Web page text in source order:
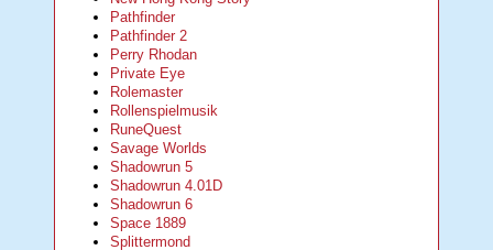
Pathfinder
Pathfinder 2
Perry Rhodan
Private Eye
Rolemaster
Rollenspielmusik
RuneQuest
Savage Worlds
Shadowrun 5
Shadowrun 4.01D
Shadowrun 6
Space 1889
Splittermond